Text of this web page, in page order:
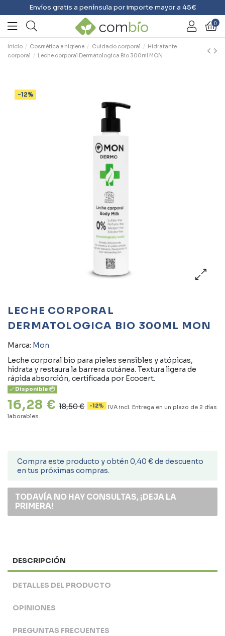
Envíos gratis a península por importe mayor a 45€
0
Inicio Cosmética e higiene Cuidado corporal
Hidratante
corporal
Leche corporal Dermatologica Bio 300ml MON
-12%
LECHE CORPORAL
DERMATOLOGICA BIO 300ML MON
Marca: Mon
Leche corporal bio para pieles sensibles y atópicas,
hidrata y restaura la barrera cutánea. Textura ligera de
rápida absorción, certificada por Ecocert.
Disponible 📦
16,28 € 18,50 € -12% IVA incl. Entrega en un plazo de 2 días
laborables
Compra este producto y obtén 0,40 € de descuento
en tus próximas compras.
TODAVÍA NO HAY CONSULTAS, ¡DEJA LA
PRIMERA!
DESCRIPCIÓN
DETALLES DEL PRODUCTO
OPINIONES
PREGUNTAS FRECUENTES